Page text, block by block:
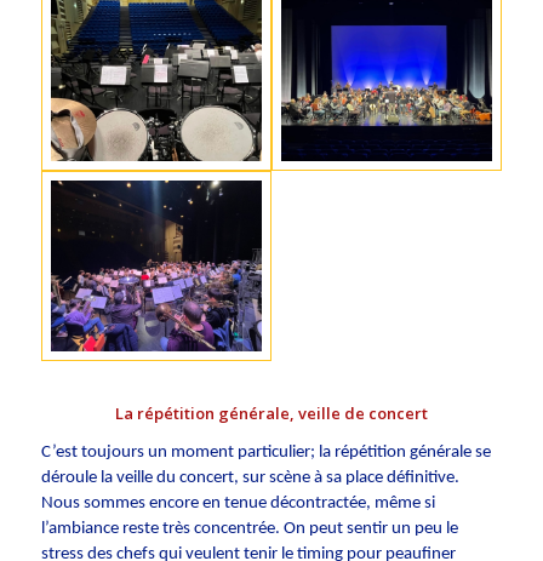
La répétition générale, veille de concert
C’est toujours un moment particulier; la répétition générale se
déroule la veille du concert, sur scène à sa place définitive.
Nous sommes encore en tenue décontractée, même si
l’ambiance reste très concentrée. On peut sentir un peu le
stress des chefs qui veulent tenir le timing pour peaufiner